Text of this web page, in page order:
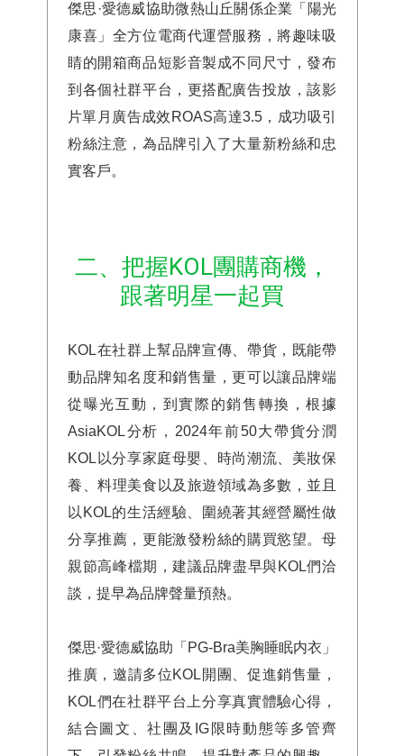
傑思·愛德威協助微熱山丘關係企業「陽光
康喜」全方位電商代運營服務，將趣味吸
睛的開箱商品短影音製成不同尺寸，發布
到各個社群平台，更搭配廣告投放，該影
片單月廣告成效ROAS高達3.5，成功吸引
粉絲注意，為品牌引入了大量新粉絲和忠
實客戶。
二、把握KOL團購商機，
跟著明星一起買
KOL在社群上幫品牌宣傳、帶貨，既能帶
動品牌知名度和銷售量，更可以讓品牌端
從曝光互動，到實際的銷售轉換，根據
AsiaKOL分析，2024年前50大帶貨分潤
KOL以分享家庭母嬰、時尚潮流、美妝保
養、料理美食以及旅遊領域為多數，並且
以KOL的生活經驗、圍繞著其經營屬性做
分享推薦，更能激發粉絲的購買慾望。母
親節高峰檔期，建議品牌盡早與KOL們洽
談，提早為品牌聲量預熱。
傑思·愛德威協助「PG-Bra美胸睡眠内衣」
推廣，邀請多位KOL開團、促進銷售量，
KOL們在社群平台上分享真實體驗心得，
結合圖文、社團及IG限時動態等多管齊